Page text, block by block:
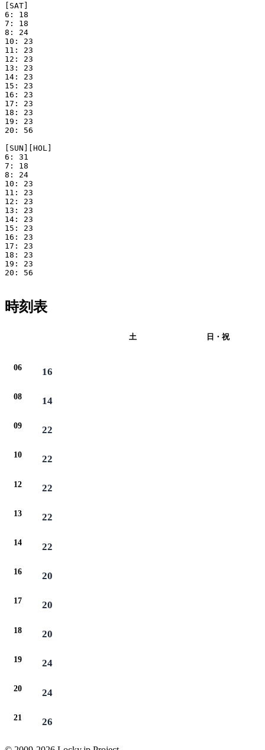
[SAT]
6: 18
7: 18
8: 24
10: 23
11: 23
12: 23
13: 23
14: 23
15: 23
16: 23
17: 23
18: 23
19: 23
20: 56
[SUN][HOL]
6: 31
7: 18
8: 24
10: 23
11: 23
12: 23
13: 23
14: 23
15: 23
16: 23
17: 23
18: 23
19: 23
20: 56
時刻表
土 日・祝
06 16
08 14
09 22
10 22
12 22
13 22
14 22
16 20
17 20
18 20
19 24
20 24
21 26